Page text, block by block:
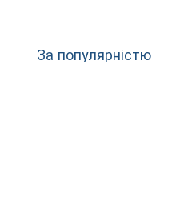
За популярністю